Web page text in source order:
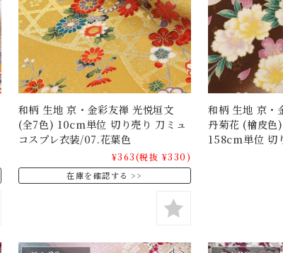
和柄 生地 京・金彩友禅 光悦垣文
(全7色) 10cm単位 切り売り 刀ミュ
コスプレ衣装/07.花葉色
¥363(税抜 ¥330)
在庫を確認する
和柄 生地 京・
丹菊花 (檜皮
158cm単位 切